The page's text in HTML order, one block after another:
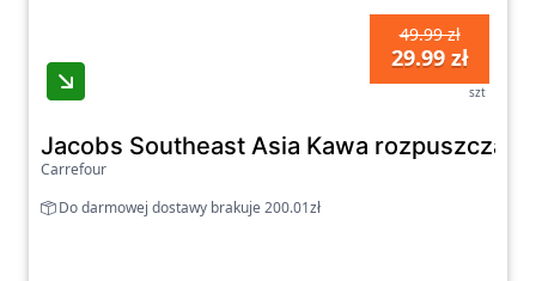
którzy dbają o jakość swoich wyrobów,
oferując kawę, która łączy w sobie wygodę i
smak. Niezależnie od tego, czy jesteś
szybkiego rozwiązania na co dzień, kawa
oczekiwania i dostarczy przyjemności w
49.99 zł
29.99 zł
szt
Jacobs Southeast Asia Kawa
Carrefour
Do darmowej dostawy brakuje 200.01zł